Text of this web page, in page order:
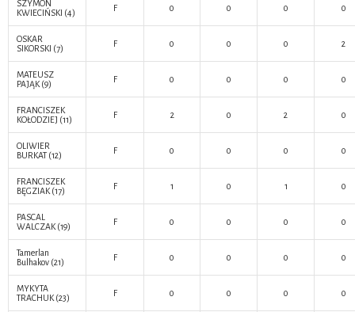
SZYMON
KWIECIŃSKI (4) F 0 0 0 0
OSKAR
SIKORSKI (7) F 0 0 0 2
MATEUSZ
PAJĄK (9) F 0 0 0 0
FRANCISZEK
KOŁODZIEJ (11) F 2 0 2 0
OLIWIER
BURKAT (12) F 0 0 0 0
FRANCISZEK
BĘGZIAK (17) F 1 0 1 0
PASCAL
WALCZAK (19) F 0 0 0 0
Tamerlan
Bulhakov (21) F 0 0 0 0
MYKYTA
TRACHUK (23) F 0 0 0 0